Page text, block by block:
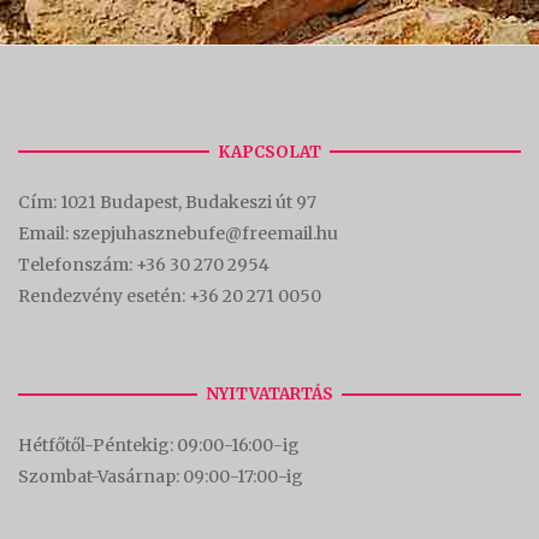
KAPCSOLAT
Cím: 1021 Budapest, Budakeszi út 97
Email: szepjuhasznebufe@freemail.hu
Telefonszám: +36 30 270 2954
Rendezvény esetén: +36 20 271 0050
NYITVATARTÁS
Hétfőtől-Péntekig: 09:00-16:00-ig
Szombat-Vasárnap: 09:00-17:00-ig